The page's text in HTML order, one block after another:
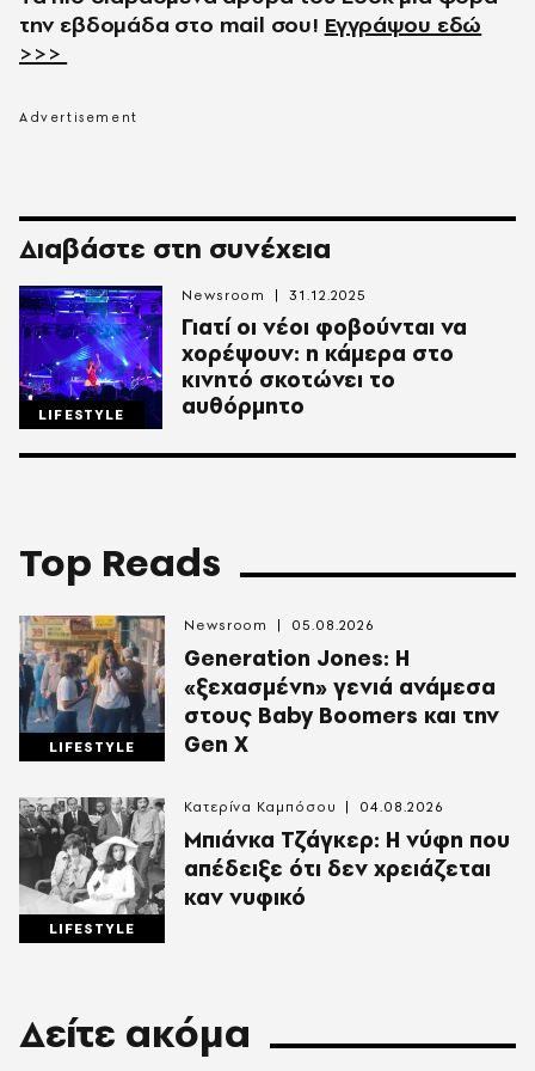
την εβδομάδα στο mail σου! Εγγράψου εδώ
>>>
Διαβάστε στη συνέχεια
LIFESTYLE
Γιατί οι νέοι φοβούνται να
χορέψουν: η κάμερα στο
κινητό σκοτώνει το
αυθόρμητο
Newsroom 31.12.2025
Top Reads
LIFESTYLE
Generation Jones: Η
«ξεχασμένη» γενιά ανάμεσα
στους Baby Boomers και την
Gen X
Newsroom 05.08.2026
LIFESTYLE
Mπιάνκα Τζάγκερ: Η νύφη που
απέδειξε ότι δεν χρειάζεται
καν νυφικό
Κατερίνα Καμπόσου 04.08.2026
Δείτε ακόμα